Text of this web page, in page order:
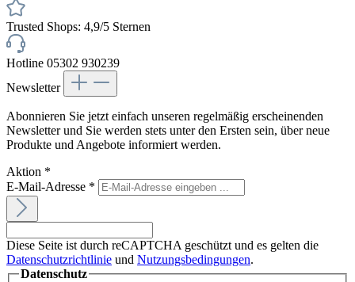
Trusted Shops: 4,9/5 Sternen
Hotline 05302 930239
Newsletter
Abonnieren Sie jetzt einfach unseren regelmäßig erscheinenden
Newsletter und Sie werden stets unter den Ersten sein, über neue
Produkte und Angebote informiert werden.
Aktion *
E-Mail-Adresse *
Diese Seite ist durch reCAPTCHA geschützt und es gelten die
Datenschutzrichtlinie und Nutzungsbedingungen.
Datenschutz